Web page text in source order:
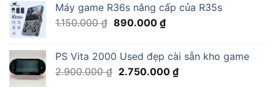
1.590.000 ₫.là:
Máy game R36s nâng cấp của R35s
1.150.000₫ Giá
1.150.000 ₫.
890.000 ₫Giá
là:
890.000 ₫.
PS Vita 2000 Used đẹp cài sẵn kho game
2.900.000₫ Giá
2.750.000 ₫Giá